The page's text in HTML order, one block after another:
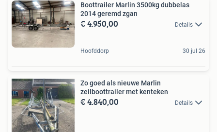
Boottrailer Marlin 3500kg dubbelas
2014 geremd zgan
€ 4.950,00 Details
Hoofddorp 30 jul 26
Zo goed als nieuwe Marlin
zeilboottrailer met kenteken
€ 4.840,00 Details